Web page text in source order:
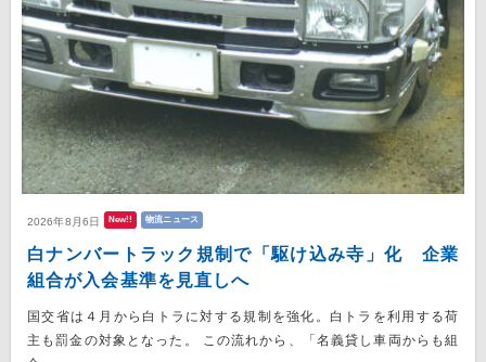
2026年8月6日 New!! 物流ニュース
白ナンバートラック規制で「駆け込み寺」化 企業
組合が入会基準を見直しへ
国交省は４月から白トラに対する規制を強化。白トラを利用する荷
主も罰金の対象となった。 この流れから、「名義貸し車両からも組